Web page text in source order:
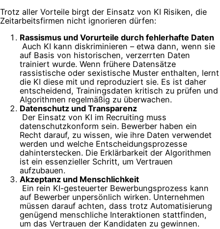
Trotz aller Vorteile birgt der Einsatz von KI Risiken, die
Zeitarbeitsfirmen nicht ignorieren dürfen:
Rassismus und Vorurteile durch fehlerhafte Daten
Auch KI kann diskriminieren – etwa dann, wenn sie
auf Basis von historischen, verzerrten Daten
trainiert wurde. Wenn frühere Datensätze
rassistische oder sexistische Muster enthalten, lernt
die KI diese mit und reproduziert sie. Es ist daher
entscheidend, Trainingsdaten kritisch zu prüfen und
Algorithmen regelmäßig zu überwachen.
Datenschutz und Transparenz
Der Einsatz von KI im Recruiting muss
datenschutzkonform sein. Bewerber haben ein
Recht darauf, zu wissen, wie ihre Daten verwendet
werden und welche Entscheidungsprozesse
dahinterstecken. Die Erklärbarkeit der Algorithmen
ist ein essenzieller Schritt, um Vertrauen
aufzubauen.
Akzeptanz und Menschlichkeit
Ein rein KI-gesteuerter Bewerbungsprozess kann
auf Bewerber unpersönlich wirken. Unternehmen
müssen darauf achten, dass trotz Automatisierung
genügend menschliche Interaktionen stattfinden,
um das Vertrauen der Kandidaten zu gewinnen.